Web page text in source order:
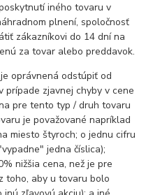
iného tovaru v
plnení, spoločnosť
zákazníkovi do 14 dní na
za tovar alebo preddavok.
oprávnená odstúpiť od
prípade zjavnej chyby v cene
pre tento typ / druh tovaru
je považované napríklad
miesto štyroch; o jednu cifru
jedna číslica);
nižšia cena, než je pre
toho, aby u tovaru bolo